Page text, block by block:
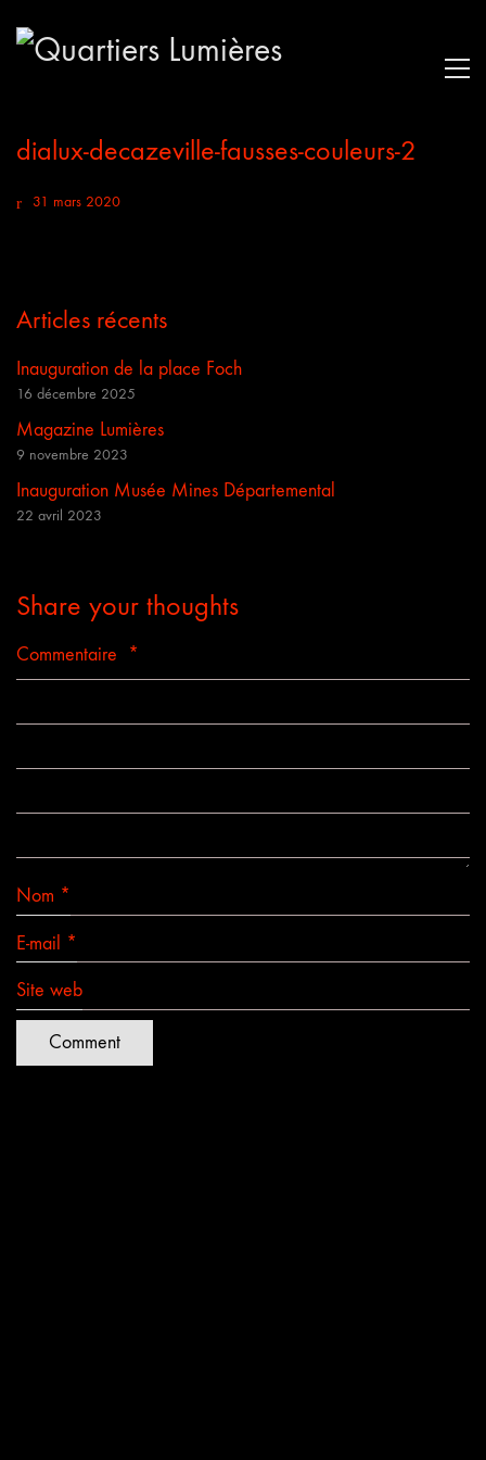
dialux-decazeville-fausses-couleurs-2
31 mars 2020
Articles récents
Inauguration de la place Foch
16 décembre 2025
Magazine Lumières
9 novembre 2023
Inauguration Musée Mines Départemental
22 avril 2023
Share your thoughts
Commentaire *
Nom *
E-mail *
Site web